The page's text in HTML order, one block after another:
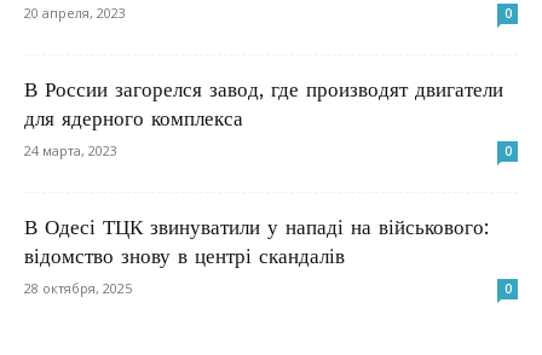
20 апреля, 2023 0
В России загорелся завод, где производят двигатели
для ядерного комплекса
24 марта, 2023 0
В Одесі ТЦК звинуватили у нападі на військового:
відомство знову в центрі скандалів
28 октября, 2025 0